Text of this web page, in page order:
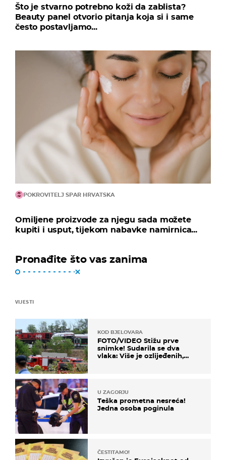
Što je stvarno potrebno koži da zablista?
Beauty panel otvorio pitanja koja si i same
često postavljamo...
POKROVITELJ SPAR HRVATSKA
Omiljene proizvode za njegu sada možete
kupiti i usput, tijekom nabavke namirnica...
Pronađite što vas zanima
VIJESTI
KOD BJELOVARA
FOTO/VIDEO Stižu prve
snimke! Sudarila se dva
vlaka: Više je ozlijeđenih,
U ZAGORJU
Teška prometna nesreća!
Jedna osoba poginula
ČESTITAMO!